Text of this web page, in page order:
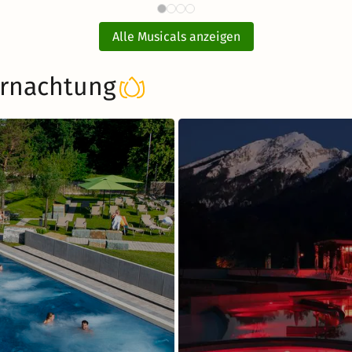
137 €
mit Hotel
MARIA
Alle Musicals anzeigen